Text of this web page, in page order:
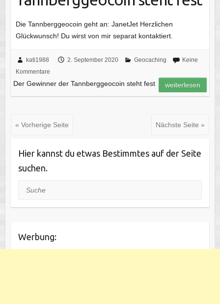
Die Tannberggeocoin geht an: JanetJet Herzlichen
Glückwunsch! Du wirst von mir separat kontaktiert.
kati1988 2. September 2020 Geocaching
Keine
Kommentare
Der Gewinner der Tannberggeocoin steht fest weiterlesen
« Vorherige Seite Nächste Seite »
Hier kannst du etwas Bestimmtes auf der Seite
suchen.
Suche
Werbung: